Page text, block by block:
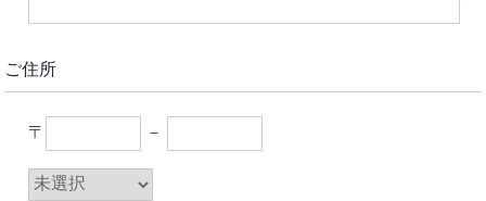
ご住所
〒 －